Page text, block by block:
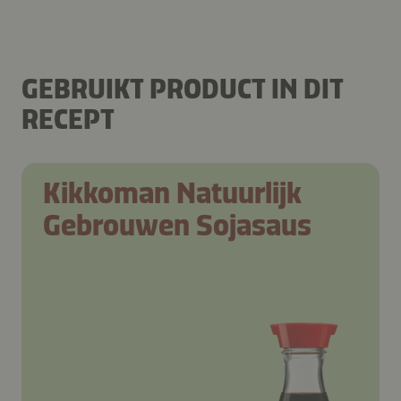
GEBRUIKT PRODUCT IN DIT
RECEPT
Kikkoman Natuurlijk
Gebrouwen Sojasaus